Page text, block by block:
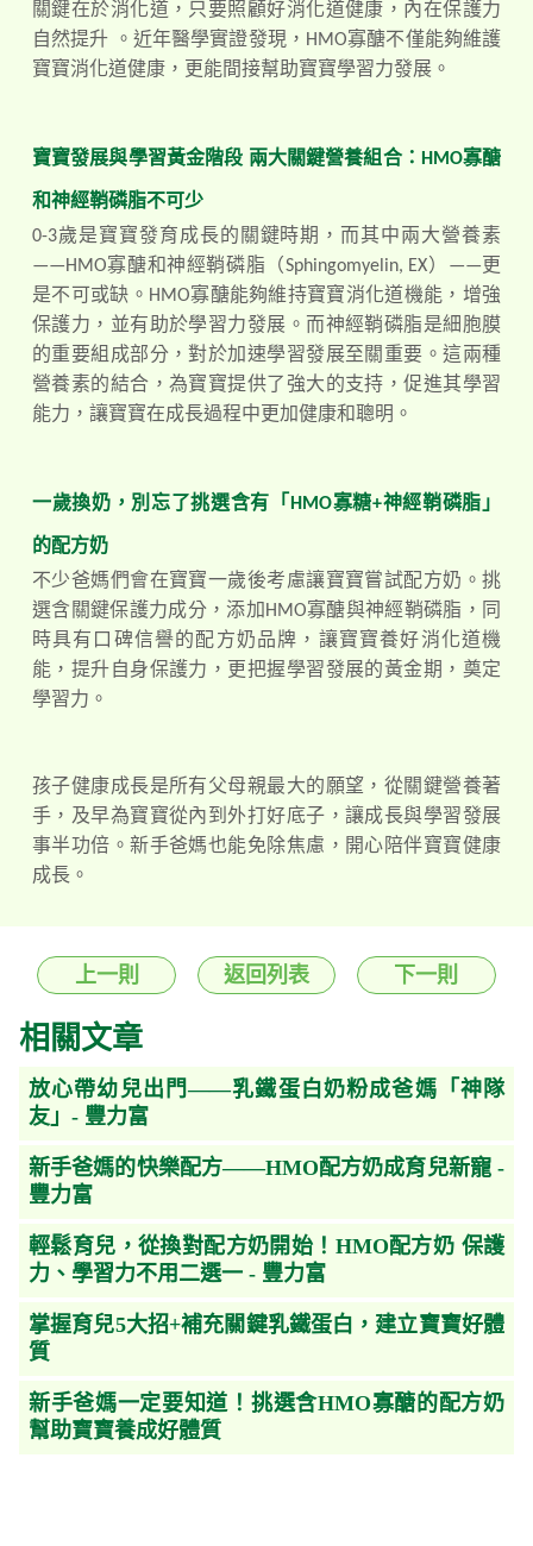
關鍵在於消化道，只要照顧好消化道健康，內在保護力
自然提升
。近年醫學實證發現，HMO寡醣不僅能夠維護
寶寶消化道健康，更能間接幫助寶寶學習力發展。
寶寶發展與學習黃金階段 兩大關鍵營養組合： HMO寡醣
和神經鞘磷脂不可少
0-3歲是寶寶發育成長的關鍵時期，而其中兩大營養素
——HMO寡醣和神經鞘磷脂（Sphingomyelin, EX）——更
是不可或缺。HMO寡醣能夠維持寶寶消化道機能，增強
保護力，並有助於學習力發展。而神經鞘磷脂是細胞膜
的重要組成部分，對於加速學習發展至關重要。這兩種
營養素的結合，為寶寶提供了強大的支持，促進其學習
能力，讓寶寶在成長過程中更加健康和聰明。
一歲換奶，別忘了挑選含有「 HMO寡糖+神經鞘磷脂」
的配方奶
不少爸媽們會在寶寶一歲後考慮讓寶寶嘗試配方奶。挑
選含關鍵保護力成分，添加HMO寡醣與神經鞘磷脂，同
時具有口碑信譽的配方奶品牌，讓寶寶養好消化道機
能，提升自身保護力，更把握學習發展的黃金期，奠定
學習力。
孩子健康成長是所有父母親最大的願望，從關鍵營養著
手，及早為寶寶從內到外打好底子，讓成長與學習發展
事半功倍。新手爸媽也能免除焦慮，開心陪伴寶寶健康
成長。
上一則 返回列表 下一則
相關文章
放心帶幼兒出門——乳鐵蛋白奶粉成爸媽「神隊
友」- 豐力富
新手爸媽的快樂配方——HMO配方奶成育兒新寵 -
豐力富
輕鬆育兒，從換對配方奶開始！HMO配方奶 保護
力、學習力不用二選一 - 豐力富
掌握育兒5大招+補充關鍵乳鐵蛋白，建立寶寶好體
質
新手爸媽一定要知道！挑選含HMO寡醣的配方奶
幫助寶寶養成好體質